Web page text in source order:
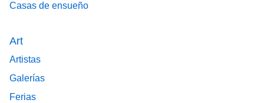
Casas de ensueño
Art
Artistas
Galerías
Ferias